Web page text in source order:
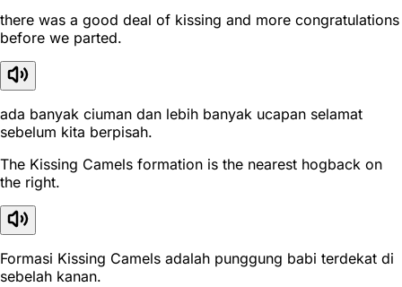
there was a good deal of kissing and more congratulations
before we parted.
ada banyak ciuman dan lebih banyak ucapan selamat
sebelum kita berpisah.
The Kissing Camels formation is the nearest hogback on
the right.
Formasi Kissing Camels adalah punggung babi terdekat di
sebelah kanan.